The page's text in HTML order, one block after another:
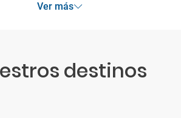
Ver más
destinos